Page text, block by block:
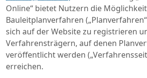
Online“ bietet Nutzern die
Bauleitplanverfahren
sich auf der Website zu registrieren
Verfahrensträgern, auf denen
veröffentlicht werden
erreichen.